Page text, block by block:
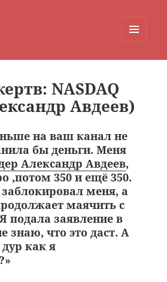
NASDAQ
Авдеев)
на ваш канал не
бы деньги. Меня
Александр Авдеев,
,потом 350 и ещё 350.
меня, а
маячить с
подала заявление в
знаю, что это даст. А
как я